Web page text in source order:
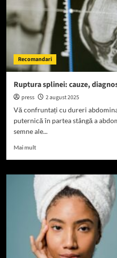
ce
real
Recomandari
Ruptura splinei: cauze,
press
2 august 2025
Vă confruntați cu dureri
puternică în partea stângă a
semne ale...
Mai multRead
Ruptura
cauze,
diagnostic,
tratament